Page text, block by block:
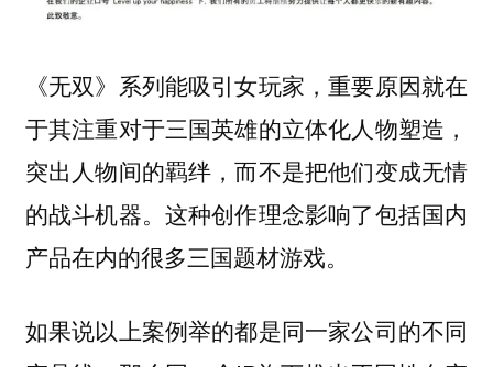
《无双》系列能吸引女玩家，重要原因就在
于其注重对于三国英雄的立体化人物塑造，
突出人物间的羁绊，而不是把他们变成无情
的战斗机器。这种创作理念影响了包括国内
产品在内的很多三国题材游戏。
如果说以上案例举的都是同一家公司的不同